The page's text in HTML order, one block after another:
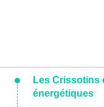
Les Crissotins
énergétiques